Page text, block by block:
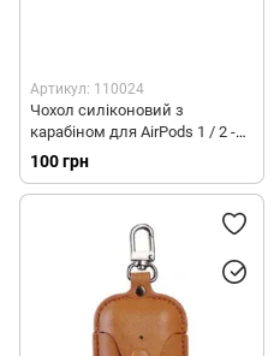
Артикул: 110024
Чохол силіконовий з
карабіном для AirPods 1 / 2 -
Рожевий
100 грн